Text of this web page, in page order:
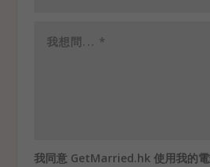
我同意 GetMarried.hk 使用我的